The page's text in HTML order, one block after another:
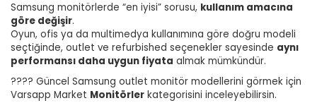
Samsung monitörlerde “en iyisi” sorusu, kullanım amacına
göre değişir.
Oyun, ofis ya da multimedya kullanımına göre doğru modeli
seçtiğinde, outlet ve refurbished seçenekler sayesinde aynı
performansı daha uygun fiyata almak mümkündür.
???? Güncel Samsung outlet monitör modellerini görmek için
Varsapp Market Monitörler kategorisini inceleyebilirsin.